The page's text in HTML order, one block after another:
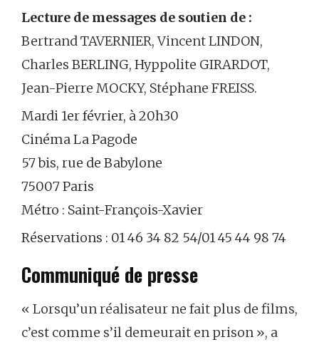
Lecture de messages de soutien de :
Bertrand TAVERNIER, Vincent LINDON,
Charles BERLING, Hyppolite GIRARDOT,
Jean-Pierre MOCKY, Stéphane FREISS.
Mardi 1er février, à 20h30
Cinéma La Pagode
57 bis, rue de Babylone
75007 Paris
Métro : Saint-François-Xavier
Réservations : 01 46 34 82 54/01 45 44 98 74
Communiqué de presse
« Lorsqu’un réalisateur ne fait plus de films,
c’est comme s’il demeurait en prison », a